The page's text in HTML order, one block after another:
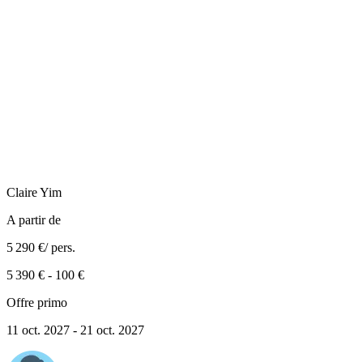
ClaireYim
A partir de
5 290 €/ pers.
5 390 € - 100 €
Offre primo
11 oct. 2027 - 21 oct. 2027